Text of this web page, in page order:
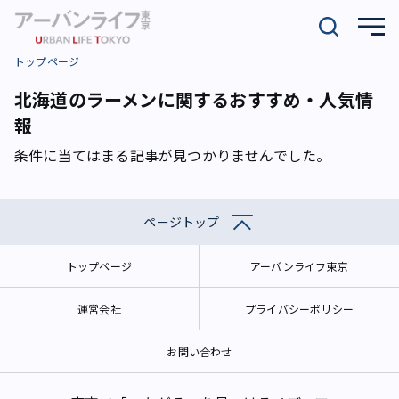
トップページ
北海道のラーメンに関するおすすめ・人気情
報
条件に当てはまる記事が見つかりませんでした。
ページトップ
トップページ アーバンライフ東京
運営会社 プライバシーポリシー
お問い合わせ